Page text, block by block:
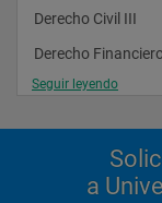
Derecho Civil III
Derecho
Derecho Romano
Derecho Procesal
Derecho Civil IV
Seguir leyendo
a